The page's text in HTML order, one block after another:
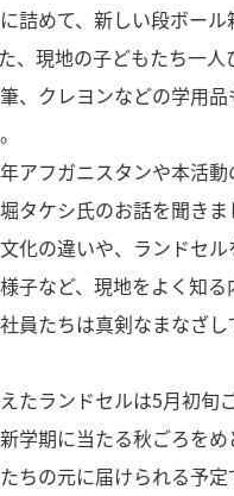
詰めて、新しい段ボール
、現地の子どもたち一人
、クレヨンなどの学用
アフガニスタンや本活
タケシ氏のお話を聞き
化の違いや、ランドセ
子など、現地をよく知
員たちは真剣なまなざし
たランドセルは5月初旬
学期に当たる秋ごろを
ちの元に届けられる予定